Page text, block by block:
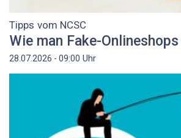
Tipps vom NCSC
Wie man Fake-
28.07.2026 - 09:00 Uhr